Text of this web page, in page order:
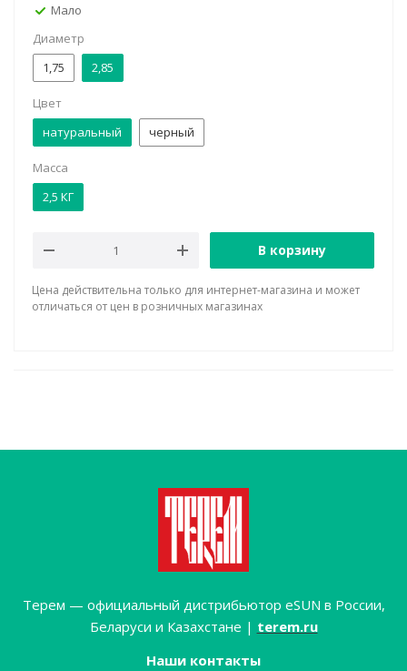
Мало
Диаметр
1,75
2,85
Цвет
натуральный
черный
Масса
2,5 КГ
В корзину
Цена действительна только для интернет-магазина и может
отличаться от цен в розничных магазинах
Терем — официальный дистрибьютор eSUN в России,
Беларуси и Казахстане | terem.ru
Наши контакты